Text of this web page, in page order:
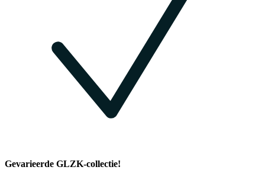
Gevarieerde GLZK-collectie!